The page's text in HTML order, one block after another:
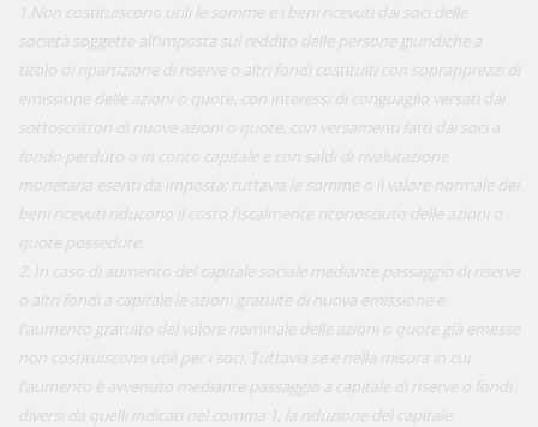
1.Non costituiscono utili le somme e i beni ricevuti dai soci delle
società soggette all'imposta sul reddito delle persone giuridiche a
titolo di ripartizione di riserve o altri fondi costituiti con soprapprezzi di
emissione delle azioni o quote, con interessi di conguaglio versati dai
sottoscrittori di nuove azioni o quote, con versamenti fatti dai soci a
fondo perduto o in conto capitale e con saldi di rivalutazione
monetaria esenti da imposta; tuttavia le somme o il valore normale dei
beni ricevuti riducono il costo fiscalmente riconosciuto delle azioni o
quote possedute.
2. In caso di aumento del capitale sociale mediante passaggio di riserve
o altri fondi a capitale le azioni gratuite di nuova emissione e
l'aumento gratuito del valore nominale delle azioni o quote già emesse
non costituiscono utili per i soci. Tuttavia se e nella misura in cui
l'aumento è avvenuto mediante passaggio a capitale di riserve o fondi
diversi da quelli indicati nel comma 1, la riduzione del capitale